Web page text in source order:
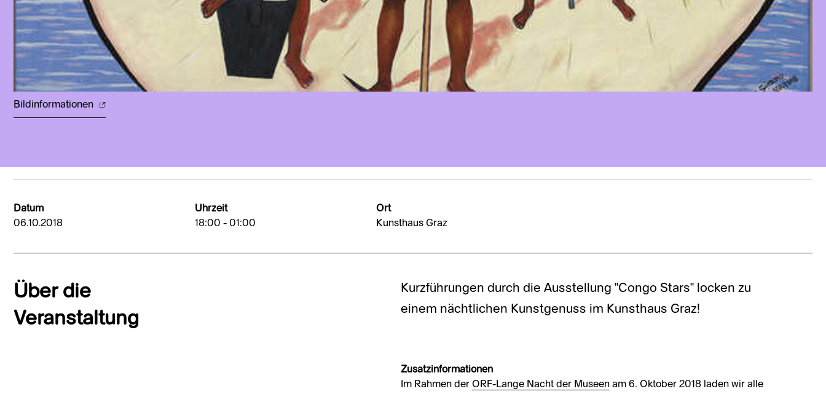
Bildinformationen
Datum
06.10.2018
Uhrzeit
18:00 - 01:00
Ort
Kunsthaus Graz
Über die
Veranstaltung
Kurzführungen durch die Ausstellung "Congo Stars" locken zu
einem nächtlichen Kunstgenuss im Kunsthaus Graz!
Zusatzinformationen
Im Rahmen der ORF-Lange Nacht der Museen am 6. Oktober 2018 laden wir alle